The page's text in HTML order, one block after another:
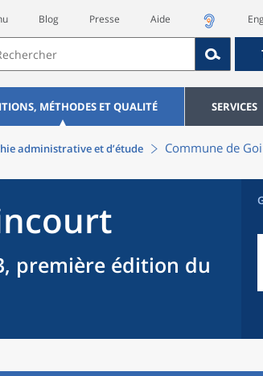
Blog Presse Aide
MÉTHODES ET QUALITÉ SERVICES
administrative et d’étude Commune de
première édition du